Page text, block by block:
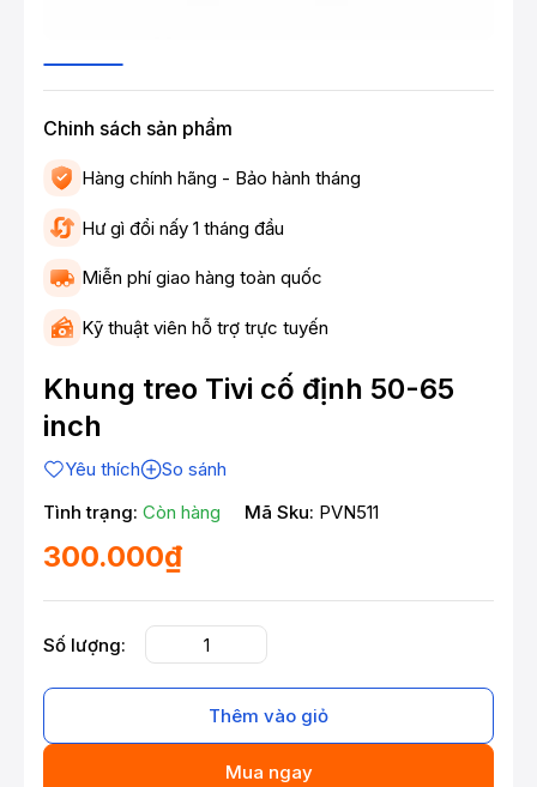
Chinh sách sản phẩm
Hàng chính hãng - Bảo hành tháng
Hư gì đổi nấy 1 tháng đầu
Miễn phí giao hàng toàn quốc
Kỹ thuật viên hỗ trợ trực tuyến
Khung treo Tivi cố định 50-65
inch
Yêu thích
So sánh
Tình trạng: Còn hàng Mã Sku: PVN511
300.000₫
Số lượng:
Thêm vào giỏ
Mua ngay